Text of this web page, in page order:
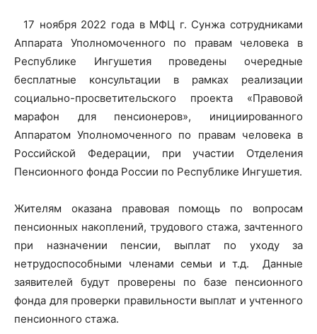
17 ноября 2022 года в МФЦ г. Сунжа сотрудниками
Аппарата Уполномоченного по правам человека в
Республике Ингушетия проведены очередные
бесплатные консультации в рамках реализации
социально-просветительского проекта «Правовой
марафон для пенсионеров», инициированного
Аппаратом Уполномоченного по правам человека в
Российской Федерации, при участии Отделения
Пенсионного фонда России по Республике Ингушетия.
Жителям оказана правовая помощь по вопросам
пенсионных накоплений, трудового стажа, зачтенного
при назначении пенсии, выплат по уходу за
нетрудоспособными членами семьи и т.д. Данные
заявителей будут проверены по базе пенсионного
фонда для проверки правильности выплат и учтенного
пенсионного стажа.